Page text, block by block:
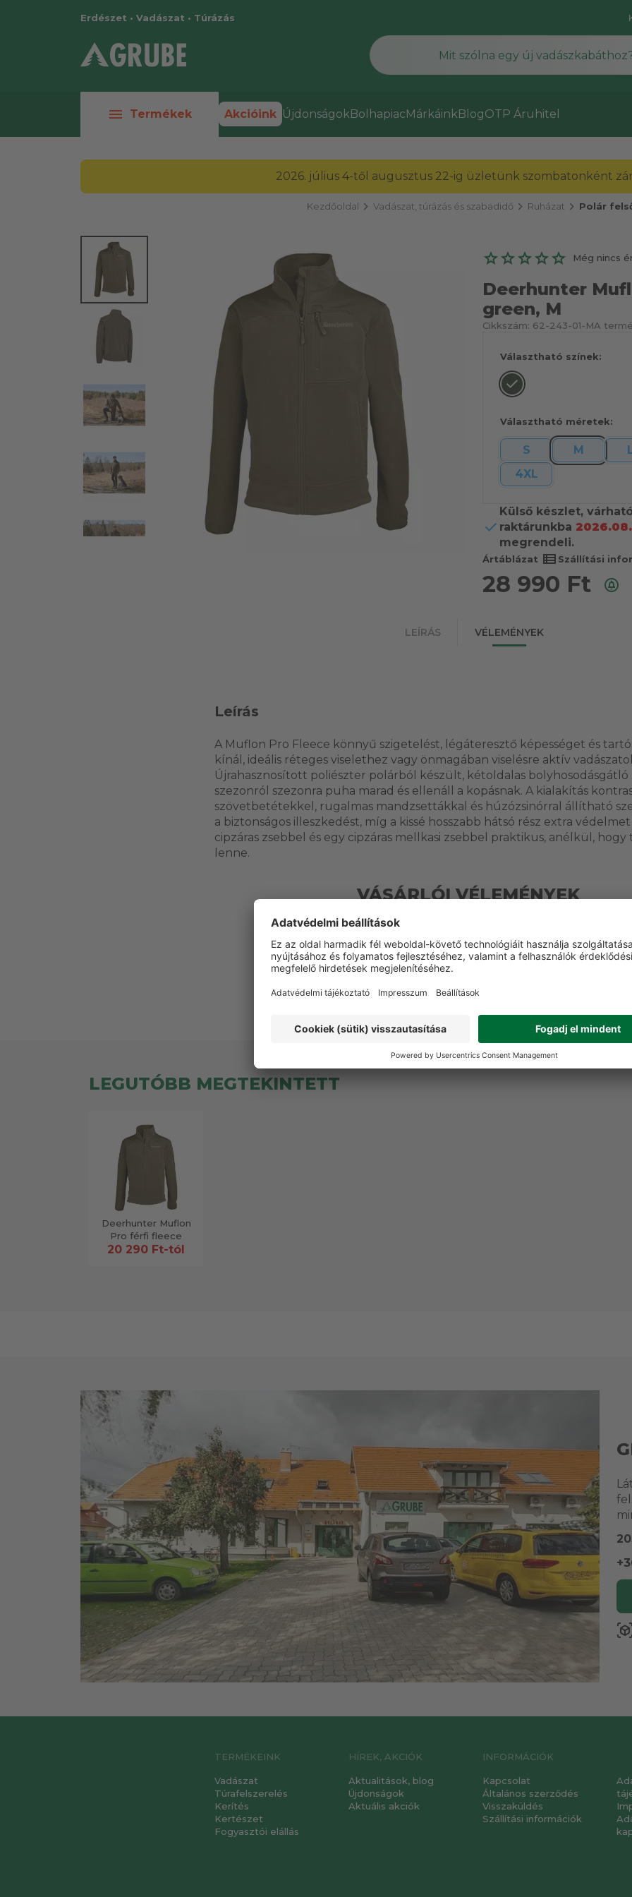
Erdészet • Vadászat • Túrázás
menu Termékek Akcióink ÚjdonságokBolhapiacMárkáinkBlogOTP Áruhitel
2026. július 4-től augusztus 22-ig üzletünk szombatonként
Kezdőoldal chevron_right Vadászat, túrázás és szabadidőchevron_right Ruházat chevron_right Polár
Még nincs
Deerhunter
green, M
Cikkszám: 62-243-01-MA
Választható színek:
Választható méretek:
S M
4XL
Külső készlet,
raktárunkba
megrendeli.
Ártáblázat view_list Szállítási
28 990 Ft
LEÍRÁS VÉLEMÉNYEK
Leírás
A Muflon Pro Fleece könnyű szigetelést, légáteresztő képességet és
kínál, ideális réteges viselethez vagy önmagában viselésre aktív
Újrahasznosított poliészter polárból készült, kétoldalas
szezonról szezonra puha marad és ellenáll a kopásnak. A kialakítás
szövetbetétekkel, rugalmas mandzsettákkal és húzózsinórral állítható
a biztonságos illeszkedést, míg a kissé hosszabb hátsó rész extra
cipzáras zsebbel és egy cipzáras mellkasi zsebbel praktikus, anélkül,
lenne.
VÁSÁRLÓI VÉLEMÉNYEK
Ezt a terméket még senki nem értékelte. Legyen Ön az
Vélemény írása
LEGUTÓBB MEGTEKINTETT
Deerhunter Muflon
Pro férfi fleece
20 290 Ft-tól
TERMÉKEINK
Vadászat
Túrafelszerelés
Kerítés
Kertészet
Fogyasztói elállás
HÍREK, AKCIÓK
Aktualitások, blog
Újdonságok
Aktuális akciók
INFORMÁCIÓK
Kapcsolat
Általános szerződés
Visszaküldés
Szállítási információk